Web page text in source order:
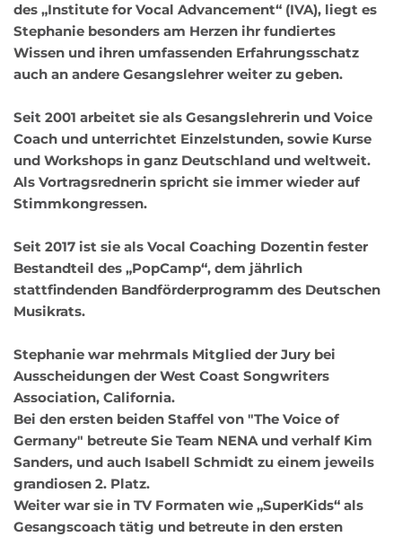
des „Institute for Vocal Advancement“ (IVA), liegt es
Stephanie besonders am Herzen ihr fundiertes
Wissen und ihren umfassenden Erfahrungsschatz
auch an andere Gesangslehrer weiter zu geben.
Seit 2001 arbeitet sie als Gesangslehrerin und Voice
Coach und unterrichtet Einzelstunden, sowie Kurse
und Workshops in ganz Deutschland und weltweit.
Als Vortragsrednerin spricht sie immer wieder auf
Stimmkongressen.
Seit 2017 ist sie als Vocal Coaching Dozentin fester
Bestandteil des „PopCamp“, dem jährlich
stattfindenden Bandförderprogramm des Deutschen
Musikrats.
Stephanie war mehrmals Mitglied der Jury bei
Ausscheidungen der West Coast Songwriters
Association, California.
Bei den ersten beiden Staffel von "The Voice of
Germany" betreute Sie Team NENA und verhalf Kim
Sanders, und auch Isabell Schmidt zu einem jeweils
grandiosen 2. Platz.
Weiter war sie in TV Formaten wie „SuperKids“ als
Gesangscoach tätig und betreute in den ersten